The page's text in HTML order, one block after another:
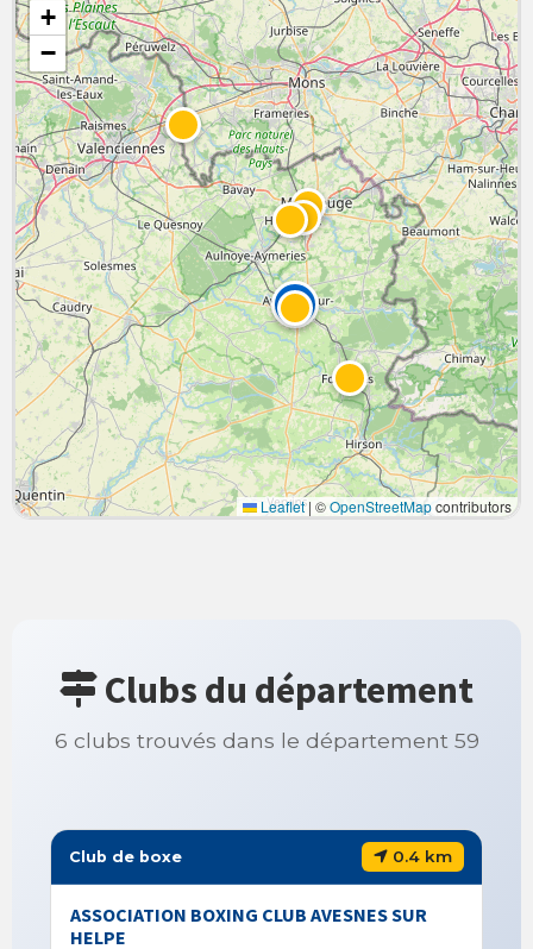
+
−
Leaflet | ©OpenStreetMapcontributors
Clubs du département
6 clubs trouvés dans le département 59
Club de boxe 0.4 km
ASSOCIATION BOXING CLUB AVESNES SUR
HELPE